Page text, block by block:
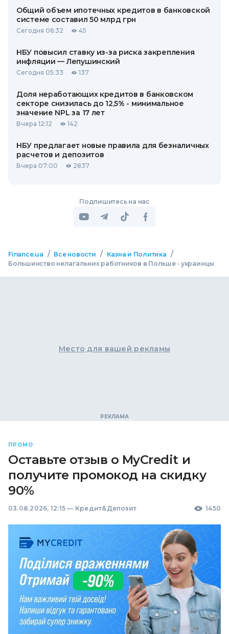
Общий объем ипотечных кредитов в банковской
системе составил 50 млрд грн
Сегодня 06:32 45
НБУ повысил ставку из-за риска закрепления
инфляции — Лепушинский
Сегодня 05:33 137
Доля неработающих кредитов в банковском
секторе снизилась до 12,5% - минимальное
значение NPL за 17 лет
Вчера 12:12 142
НБУ предлагает новые правила для безналичных
расчетов и депозитов
Вчера 07:00 2837
Подпишитесь на нас
Finance.ua / Все новости / Казна и Политика /
Большинство нелагальних работников в Польше - украинцы
Место для вашей рекламы
ПРОМО
Оставьте отзыв о MyCredit и
получите промокод на скидку
90%
03.08.2026, 12:15 — Кредит&Депозит 1450